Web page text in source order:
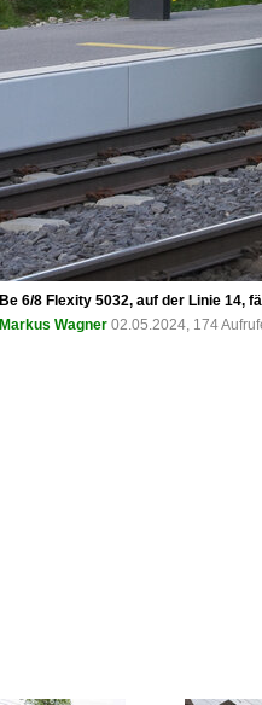
Be 6/8 Flexity 5032, auf der Linie 14,
Markus Wagner 02.05.2024, 174